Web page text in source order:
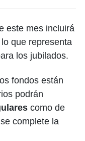
este mes incluirá
que representa
los jubilados.
fondos están
podrán
como de
complete la